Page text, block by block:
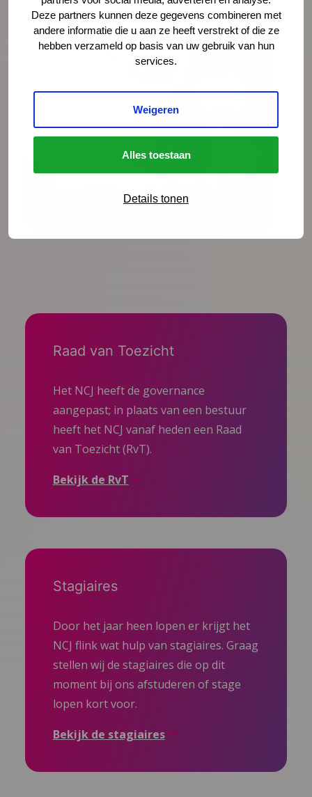
Deze partners kunnen deze gegevens combineren met
andere informatie die u aan ze heeft verstrekt of die ze
hebben verzameld op basis van uw gebruik van hun
services.
Weigeren
Alles toestaan
Details tonen
Ellen-Joan Wessels
06 - 13 27 67 62
Raad van Toezicht
Het NCJ heeft de governance
aangepast; in plaats van een bestuur
heeft het NCJ vanaf heden een Raad
van Toezicht (RvT).
Bekijk de RvT
Stagiaires
Door het jaar heen lopen er krijgt het
NCJ flink wat hulp van stagiaires. Graag
stellen wij de stagiaires die op dit
moment bij ons afstuderen of stage
lopen kort voor.
Bekijk de stagiaires